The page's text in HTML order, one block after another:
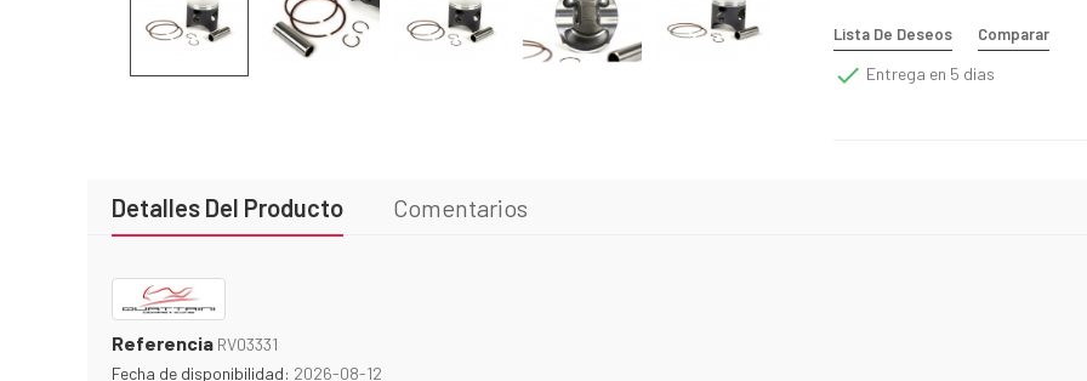
Lista De Deseos Comparar
 Entrega en 5 dias
Detalles Del Producto Comentarios
Referencia RV03331
Fecha de disponibilidad: 2026-08-12